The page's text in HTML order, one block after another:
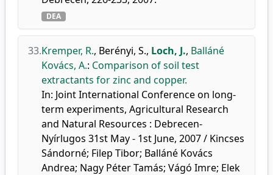
DEA
33.Kremper, R., Berényi, S., Loch, J., Balláné
Kovács, A.: Comparison of soil test
extractants for zinc and copper.
In: Joint International Conference on long-
term experiments, Agricultural Research
and Natural Resources : Debrecen-
Nyírlugos 31st May - 1st June, 2007 / Kincses
Sándorné; Filep Tibor; Balláné Kovács
Andrea; Nagy Péter Tamás; Vágó Imre; Elek